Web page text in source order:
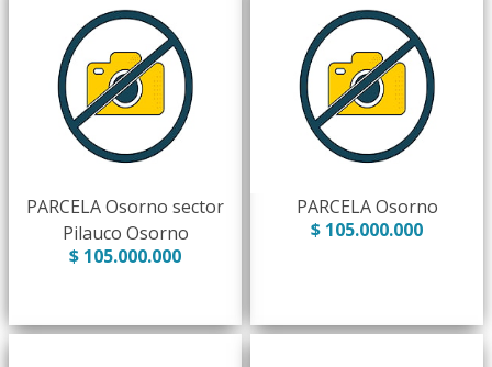
PARCELA Osorno sector
Pilauco Osorno
$ 105.000.000
PARCELA Osorno
$ 105.000.000